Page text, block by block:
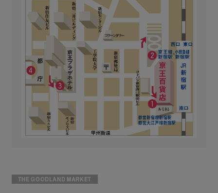
THE GOODLAND MARKET